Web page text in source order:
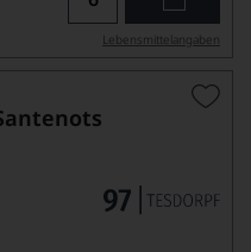
Lebensmittel­angaben